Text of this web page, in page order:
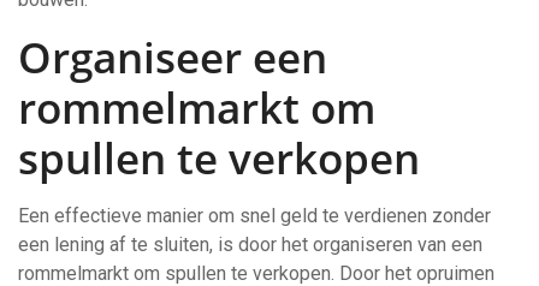
Organiseer een
rommelmarkt om
spullen te verkopen
Een effectieve manier om snel geld te verdienen zonder
een lening af te sluiten, is door het organiseren van een
rommelmarkt om spullen te verkopen. Door het opruimen